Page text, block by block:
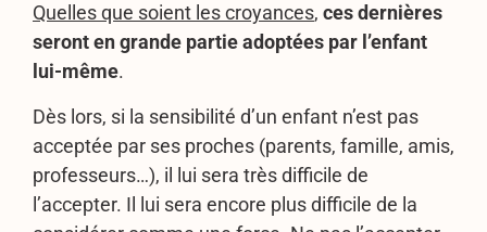
Quelles que soient les croyances, ces dernières
seront en grande partie adoptées par l’enfant
lui-même.
Dès lors, si la sensibilité d’un enfant n’est pas
acceptée par ses proches (parents, famille, amis,
professeurs…), il lui sera très difficile de
l’accepter. Il lui sera encore plus difficile de la